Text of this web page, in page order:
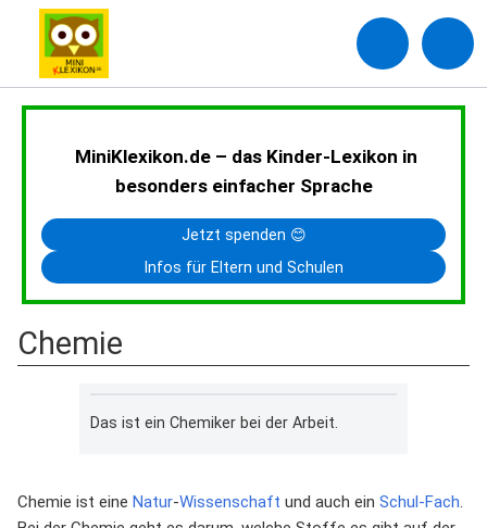
MiniKlexikon.de – das Kinder-Lexikon in
besonders einfacher Sprache
Jetzt spenden 😊
Infos für Eltern und Schulen
Chemie
Das ist ein Chemiker bei der Arbeit.
Chemie ist eine Natur-Wissenschaft und auch ein Schul-Fach.